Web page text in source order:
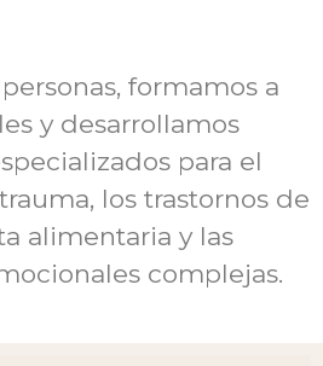
formamos a
y desarrollamos
para el
los trastornos de
alimentaria y las
complejas.